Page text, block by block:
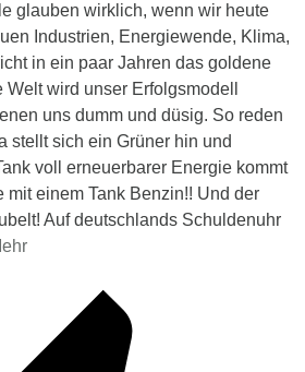
glauben wirklich, wenn wir heute
Industrien, Energiewende, Klima,
in ein paar Jahren das goldene
wird unser Erfolgsmodell
uns dumm und düsig. So reden
stellt sich ein Grüner hin und
voll erneuerbarer Energie kommt
mit einem Tank Benzin!! Und der
Auf deutschlands Schuldenuhr